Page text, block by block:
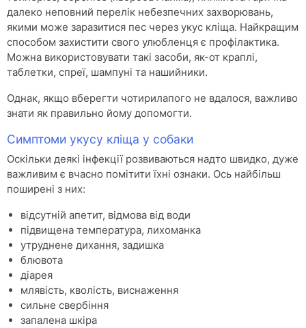
далеко неповний перелік небезпечних захворювань,
якими може заразитися пес через укус кліща. Найкращим
способом захистити свого улюбленця є профілактика.
Можна використовувати такі засоби, як-от краплі,
таблетки, спреї, шампуні та нашийники.
Однак, якщо вберегти чотирилапого не вдалося, важливо
знати як правильно йому допомогти.
Симптоми укусу кліща у собаки
Оскільки деякі інфекції розвиваються надто швидко, дуже
важливим є вчасно помітити їхні ознаки. Ось найбільш
поширені з них:
відсутній апетит, відмова від води
підвищена температура, лихоманка
утруднене дихання, задишка
блювота
діарея
млявість, кволість, виснаження
сильне свербіння
запалена шкіра